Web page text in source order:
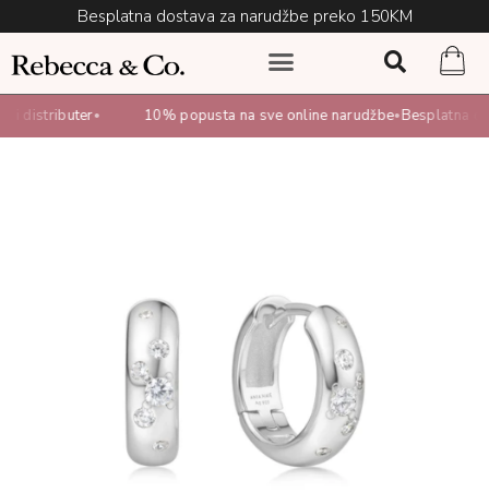
Besplatna dostava za narudžbe preko 150KM
distributer• 10% popusta na sve online narudžbe•Besplatna